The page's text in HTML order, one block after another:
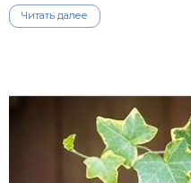
Читать далее